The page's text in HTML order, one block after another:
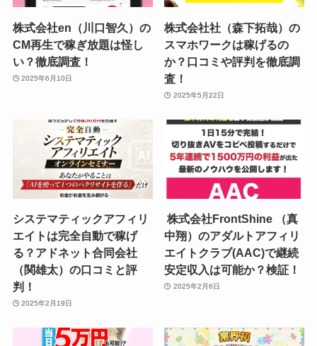
株式会社en（川口智久）の
CM再生で稼ぎ放題は怪し
い？徹底調査！
2025年6月10日
株式会社社（森下拓哉）の
スマホワークは稼げるの
か？口コミや評判を徹底調
査！
2025年5月22日
システマティックアフィリ
エイトは完全自動で稼げ
る？アドネット合同会社
（関雄太）の口コミと評
判！
2025年2月19日
株式会社FrontShine （真
中翔）のアダルトアフィリ
エイトクラブ(AAC)で継続
安定収入は可能か？検証！
2025年2月6日